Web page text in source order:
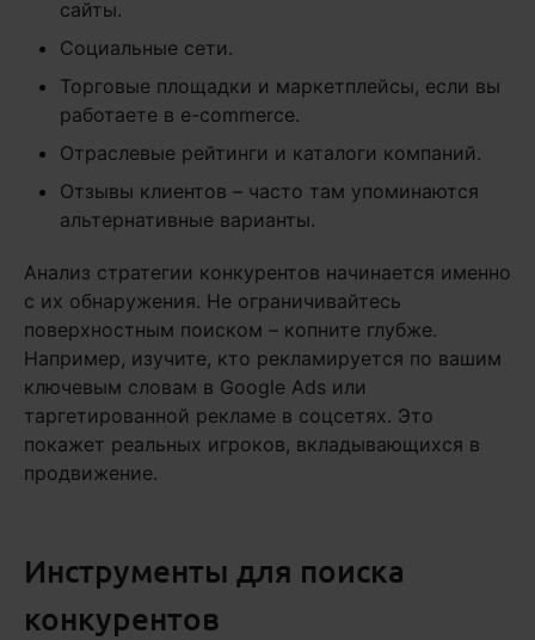
сайты.
Социальные сети.
Торговые площадки и маркетплейсы, если вы
работаете в e-commerce.
Отраслевые рейтинги и каталоги компаний.
Отзывы клиентов – часто там упоминаются
альтернативные варианты.
Анализ стратегии конкурентов начинается именно
с их обнаружения. Не ограничивайтесь
поверхностным поиском – копните глубже.
Например, изучите, кто рекламируется по вашим
ключевым словам в Google Ads или
таргетированной рекламе в соцсетях. Это
покажет реальных игроков, вкладывающихся в
продвижение.
Инструменты для поиска
конкурентов